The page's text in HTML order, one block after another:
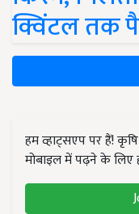
क्विंटल तक
हम व्हाट्सएप पर हैं!
मोबाइल में पढ़ने के लिए